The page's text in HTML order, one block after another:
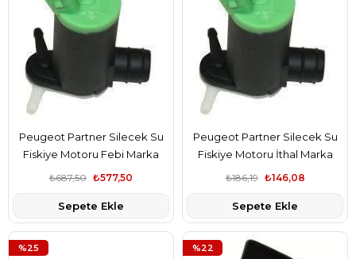
Peugeot Partner Silecek Su
Fiskiye Motoru Febi Marka
6434.60₺577,50
₺687,50
Sepete Ekle
Peugeot Partner Silecek Su
Fiskiye Motoru İthal Marka
6434.60
₺146,08
₺186,19
Sepete Ekle
%25 %22